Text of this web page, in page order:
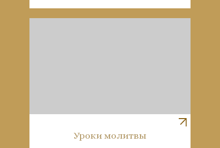
Уроки молитвы